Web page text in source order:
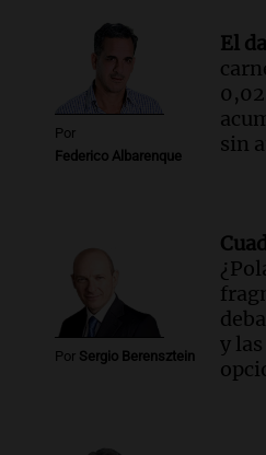
Audio.El ministro de
Fe relativiza el
jubilaciones en la
Panorama Federal
Episodios
Por
Federico Albarenque
El
sin
Por Sergio Berensztein
y